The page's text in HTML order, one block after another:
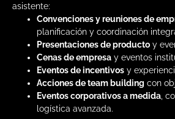
asistente:
Convenciones y reuniones de
planificación y coordinación
Presentaciones de producto y
Cenas de empresa y eventos
Eventos de incentivos y
Acciones de team building con
Eventos corporativos a medida ,
logística avanzada.